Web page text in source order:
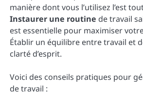
manière dont vous l’utilisez l’est
Instaurer une routine de travail
est essentielle pour maximiser
Établir un équilibre entre travail et
clarté d’esprit.
Voici des conseils pratiques pour
de travail :